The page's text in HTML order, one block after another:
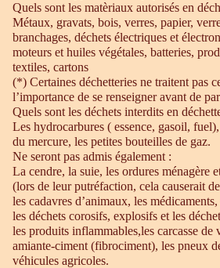
Quels sont les matèriaux autorisés en
Métaux, gravats, bois, verres, papier,
branchages, déchets électriques et
moteurs et huiles végétales, batteries,
textiles, cartons
(*) Certaines déchetteries ne traitent pas
l’importance de se renseigner avant de
Quels sont les déchets interdits en
Les hydrocarbures ( essence, gasoil,
du mercure, les petites bouteilles de gaz.
Ne seront pas admis également :
La cendre, la suie, les ordures ménagère
(lors de leur putréfaction, cela causerait
les cadavres d’animaux, les
les déchets corosifs, explosifs et les
les produits inflammables,les carcasse de
amiante-ciment (fibrociment), les pneux
véhicules agricoles.